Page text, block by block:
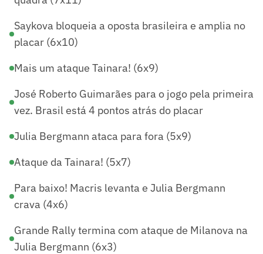
Saykova bloqueia a oposta brasileira e amplia no
placar (6x10)
Mais um ataque Tainara! (6x9)
José Roberto Guimarães para o jogo pela primeira
vez. Brasil está 4 pontos atrás do placar
Julia Bergmann ataca para fora (5x9)
Ataque da Tainara! (5x7)
Para baixo! Macris levanta e Julia Bergmann
crava (4x6)
Grande Rally termina com ataque de Milanova na
Julia Bergmann (6x3)